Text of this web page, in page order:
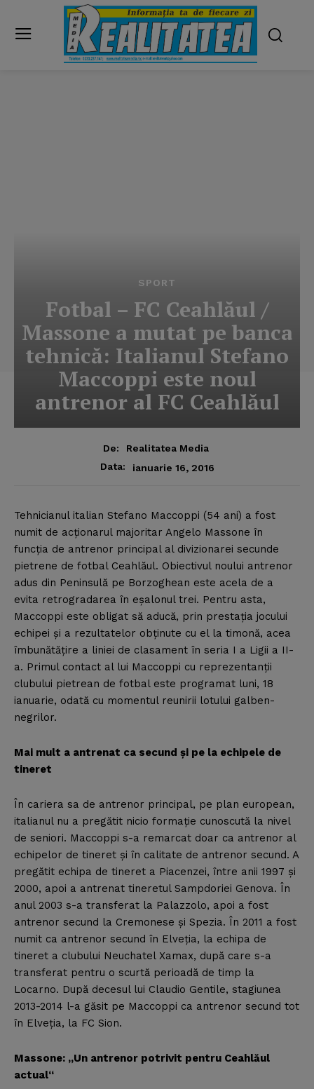
SPORT
Fotbal – FC Ceahlăul /
Massone a mutat pe banca
tehnică: Italianul Stefano
Maccoppi este noul
antrenor al FC Ceahlăul
De:
Realitatea Media
Data:
ianuarie 16, 2016
Tehnicianul italian Stefano Maccoppi (54 ani) a fost
numit de acţionarul majoritar Angelo Massone în
funcţia de antrenor principal al divizionarei secunde
pietrene de fotbal Ceahlăul. Obiectivul noului antrenor
adus din Peninsulă pe Borzoghean este acela de a
evita retrogradarea în eşalonul trei. Pentru asta,
Maccoppi este obligat să aducă, prin prestaţia jocului
echipei şi a rezultatelor obţinute cu el la timonă, acea
îmbunătăţire a liniei de clasament în seria I a Ligii a II-
a. Primul contact al lui Maccoppi cu reprezentanţii
clubului pietrean de fotbal este programat luni, 18
ianuarie, odată cu momentul reunirii lotului galben-
negrilor.
Mai mult a antrenat ca secund şi pe la echipele de
tineret
În cariera sa de antrenor principal, pe plan european,
italianul nu a pregătit nicio formaţie cunoscută la nivel
de seniori. Maccoppi s-a remarcat doar ca antrenor al
echipelor de tineret şi în calitate de antrenor secund. A
pregătit echipa de tineret a Piacenzei, între anii 1997 şi
2000, apoi a antrenat tineretul Sampdoriei Genova. În
anul 2003 s-a transferat la Palazzolo, apoi a fost
antrenor secund la Cremonese şi Spezia. În 2011 a fost
numit ca antrenor secund în Elveţia, la echipa de
tineret a clubului Neuchatel Xamax, după care s-a
transferat pentru o scurtă perioadă de timp la
Locarno. După decesul lui Claudio Gentile, stagiunea
2013-2014 l-a găsit pe Maccoppi ca antrenor secund tot
în Elveţia, la FC Sion.
Massone: „Un antrenor potrivit pentru Ceahlăul
actual“